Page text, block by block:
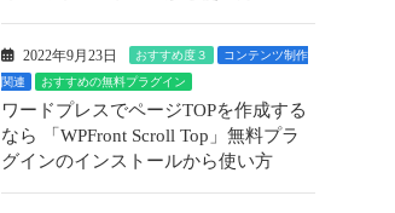
2022年9月23日 おすすめ度３
コンテンツ制作
関連
おすすめの無料プラグイン
ワードプレスでページTOPを作成する
なら 「WPFront Scroll Top」無料プラ
グインのインストールから使い方